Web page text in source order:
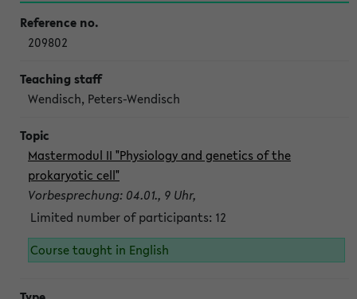
209802
Wendisch, Peters-Wendisch
Mastermodul II "Physiology and genetics of the
prokaryotic cell"
Vorbesprechung: 04.01., 9 Uhr,
Limited number of participants: 12
Course taught in English